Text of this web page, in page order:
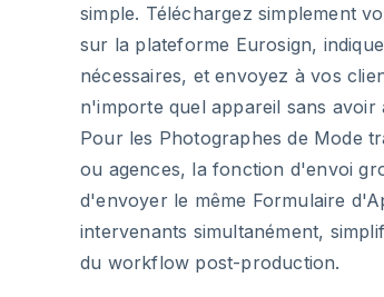
simple. Téléchargez simplement
sur la plateforme Eurosign,
nécessaires, et envoyez à vos
n'importe quel appareil sans avoir
Pour les Photographes de Mode
ou agences, la fonction d'envoi
d'envoyer le même Formulaire
intervenants simultanément,
du workflow post-production.